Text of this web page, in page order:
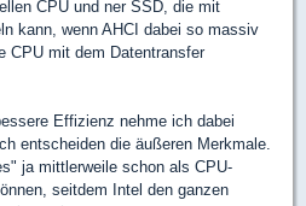
CPU und ner SSD, die mit
kann, wenn AHCI dabei so massiv
CPU mit dem Datentransfer
Effizienz nehme ich dabei
entscheiden die äußeren Merkmale.
ja mittlerweile schon als CPU-
seitdem Intel den ganzen